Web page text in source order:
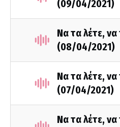
(09/04/2021)
Να τα λέτε,
(08/04/2021)
Να τα λέτε,
(07/04/2021)
Να τα λέτε,